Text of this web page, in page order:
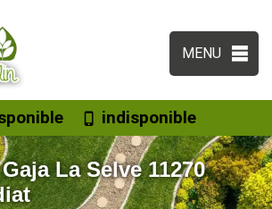
MENU
indisponible
La Selve 11270